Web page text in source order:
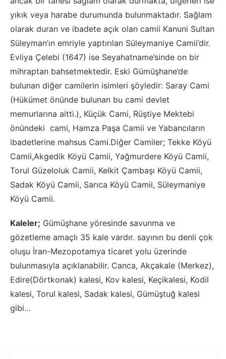
yıkık veya harabe durumunda bulunmaktadır. Sağlam
olarak duran ve ibadete açık olan camii Kanuni Sultan
Süleyman’ın emriyle yaptırılan Süleymaniye Camii’dir.
Evliya Çelebi (1647) ise Seyahatname’sinde on bir
mihraptan bahsetmektedir. Eski Gümüşhane’de
bulunan diğer camilerin isimleri şöyledir: Saray Cami
(Hükümet önünde bulunan bu cami devlet
memurlarına aitti.), Küçük Cami, Rüştiye Mektebi
önündeki cami, Hamza Paşa Camii ve Yabancıların
ibadetlerine mahsus Cami.Diğer Camiler; Tekke Köyü
Camii,Akgedik Köyü Camii, Yağmurdere Köyü Camii,
Torul Güzeloluk Camii, Kelkit Çambaşı Köyü Camii,
Sadak Köyü Camii, Sarıca Köyü Camii, Süleymaniye
Köyü Camii.
Kaleler; Gümüşhane yöresinde savunma ve
gözetleme amaçlı 35 kale vardır. sayının bu denli çok
oluşu İran-Mezopotamya ticaret yolu üzerinde
bulunmasıyla açıklanabilir. Canca, Akçakale (Merkez),
Edire(Dörtkonak) kalesi, Kov kalesi, Keçikalesi, Kodil
kalesi, Torul kalesi, Sadak kalesi, Gümüştuğ kalesi
gibi…